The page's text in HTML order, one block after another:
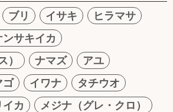
ブリ イサキ
ヒラマサ
ンサキイカ
）
ナマズ
アユ
ゴ イワナ
タチウオ
イカ
メジナ（グレ・クロ）